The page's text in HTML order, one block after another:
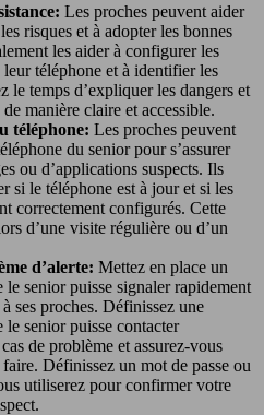
Les proches peuvent aider
risques et à adopter les bonnes
les aider à configurer les
leur téléphone et à identifier les
le temps d’expliquer les dangers et
manière claire et accessible.
téléphone: Les proches peuvent
du senior pour s’assurer
ou d’applications suspects. Ils
si le téléphone est à jour et si les
correctement configurés. Cette
d’une visite régulière ou d’un
d’alerte: Mettez en place un
le senior puisse signaler rapidement
ses proches. Définissez une
senior puisse contacter
de problème et assurez-vous
faire. Définissez un mot de passe ou
utiliserez pour confirmer votre